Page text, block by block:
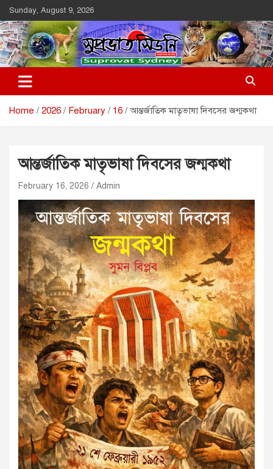
Skip
to
content
Sunday, August 9, 2026
Suprovat Sydney
The Leading Bangladesh Community Newspaper In Australia
Home 2026 February 16 আন্তর্জাতিক মাতৃভাষা দিবসের জন্মকথা
আন্তর্জাতিক মাতৃভাষা দিবসের জন্মকথা
February 16, 2026 Admin